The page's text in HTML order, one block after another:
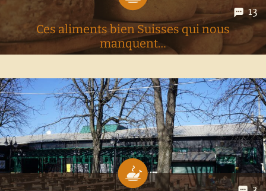
13
Ces aliments bien Suisses qui nous
manquent…
Nous sommes en Autriche depuis maintenant 16 mois, la vie
ici a su nous séduire, la cuisine locale nous avons plus ou
moins appris à se réconcilier avec, les vins autrichiens nous
réservent de belles surprises, mais malgré cela je...